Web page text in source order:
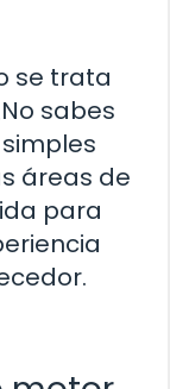
se trata
sabes
áreas de
para